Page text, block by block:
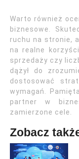
Warto również
biznesowe.
ruchu na stronie,
na realne
sprzedaży czy
dążył do
dostosować
wymagań.
partner w
zamierzone cele.
Zobacz